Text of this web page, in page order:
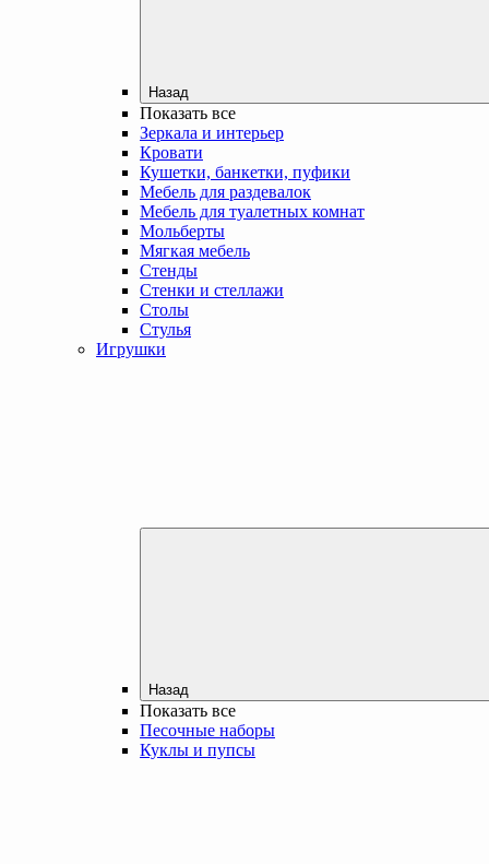
Назад
Показать все
Зеркала и интерьер
Кровати
Кушетки, банкетки, пуфики
Мебель для раздевалок
Мебель для туалетных комнат
Мольберты
Мягкая мебель
Стенды
Стенки и стеллажи
Столы
Стулья
Игрушки
Назад
Показать все
Песочные наборы
Куклы и пупсы